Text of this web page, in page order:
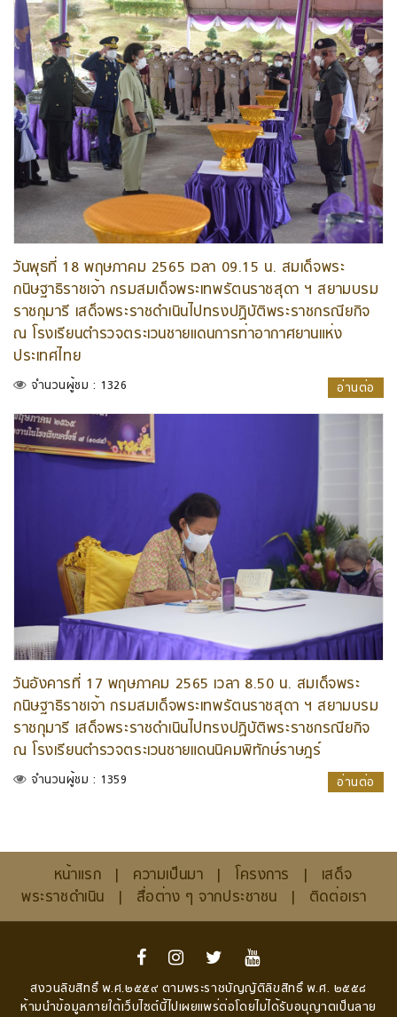
วันพุธที่ 18 พฤษภาคม 2565 เวลา 09.15 น. สมเด็จพระ
กนิษฐาธิราชเจ้า กรมสมเด็จพระเทพรัตนราชสุดา ฯ สยามบรม
ราชกุมารี เสด็จพระราชดำเนินไปทรงปฏิบัติพระราชกรณียกิจ
ณ โรงเรียนตำรวจตระเวนชายแดนการท่าอากาศยานแห่ง
ประเทศไทย
จำนวนผู้ชม : 1326 อ่านต่อ
วันอังคารที่ 17 พฤษภาคม 2565 เวลา 8.50 น. สมเด็จพระ
กนิษฐาธิราชเจ้า กรมสมเด็จพระเทพรัตนราชสุดา ฯ สยามบรม
ราชกุมารี เสด็จพระราชดำเนินไปทรงปฏิบัติพระราชกรณียกิจ
ณ โรงเรียนตำรวจตระเวนชายแดนนิคมพิทักษ์ราษฎร์
จำนวนผู้ชม : 1359 อ่านต่อ
หน้าแรก | ความเป็นมา | โครงการ |
เสด็จ
พระราชดำเนิน
| สื่อต่าง ๆ จากประชาชน | ติดต่อเรา
สงวนลิขสิทธิ์ พ.ศ.๒๕๕๙ ตามพระราชบัญญัติลิขสิทธิ์ พ.ศ. ๒๕๕๘
ห้ามนำข้อมูลภายใต้เว็บไซต์นี้ไปเผยแพร่ต่อโดยไม่ได้รับอนุญาตเป็นลาย